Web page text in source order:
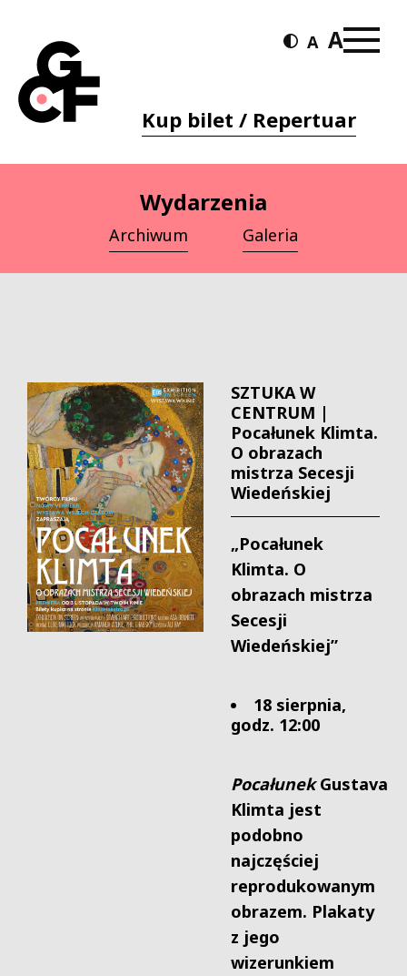
Kup bilet / Repertuar
Wydarzenia
Archiwum Galeria
SZTUKA W
CENTRUM |
Pocałunek Klimta.
O obrazach
mistrza Secesji
Wiedeńskiej
„Pocałunek
Klimta. O
obrazach mistrza
Secesji
Wiedeńskiej”
18 sierpnia,
godz. 12:00
PocałunekGustava
Klimta jest
podobno
najczęściej
reprodukowanym
obrazem. Plakaty
z jego
wizerunkiem